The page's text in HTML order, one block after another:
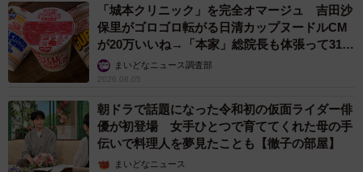
「城本クリニック」を完全オマージュ 吉田沙
保里がゴロゴロ転がる日清カップヌードルCM
が20万いいね→「本家」総院長も体張って31万
いいねまいどなニュース調査部
2026.08.05
朝ドラで話題になった令和初の仮面ライダー俳
優が初登場 女手ひとつで育ててくれた母の手
伝いで料理人を夢見たことも【徹子の部屋】
まいどなニュース